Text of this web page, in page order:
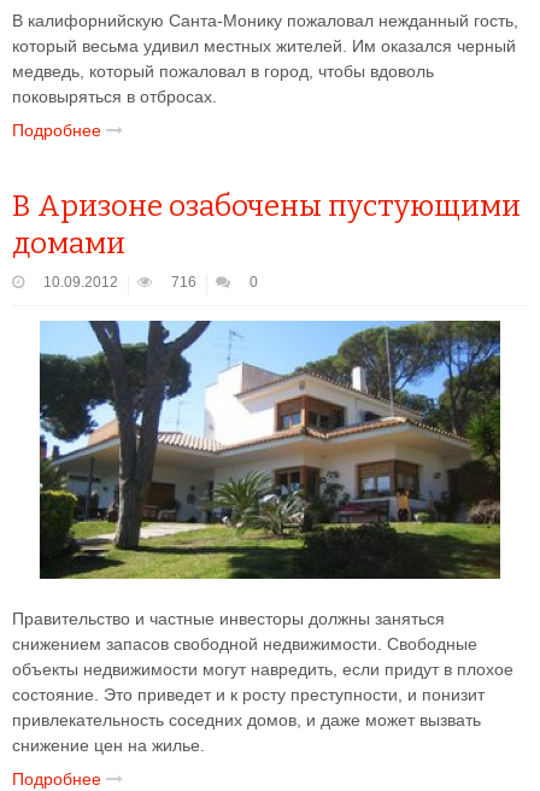
В калифорнийскую Санта-Монику пожаловал нежданный гость,
который весьма удивил местных жителей. Им оказался черный
медведь, который пожаловал в город, чтобы вдоволь
поковыряться в отбросах.
Подробнее
В Аризоне озабочены пустующими
домами
10.09.2012 716 0
Правительство и частные инвесторы должны заняться
снижением запасов свободной недвижимости. Свободные
объекты недвижимости могут навредить, если придут в плохое
состояние. Это приведет и к росту преступности, и понизит
привлекательность соседних домов, и даже может вызвать
снижение цен на жилье.
Подробнее